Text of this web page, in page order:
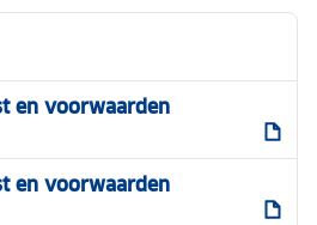
en voorwaarden
en voorwaarden